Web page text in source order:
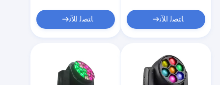
المنتجات
ﺎﺘﺼﻟ ﺍﻶﻧ ﺎﺘﺼﻟ ﺍﻶﻧ